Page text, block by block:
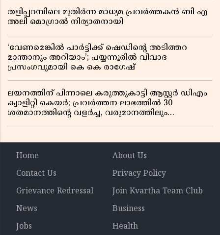
തളിപ്പറമ്പിലെ മുതിർന്ന മാധ്യമ പ്രവർത്തകൻ ബി എ
അലി മൊഗ്രാൽ നിര്യാതനായി
‘വേണമെങ്കിൽ പാർട്ടിക്ക് ഷെഡിൻ്റെ അടിത്തറ
മാന്താനും അറിയാം’; പയ്യന്നൂരിൽ വിവാദ
പ്രസംഗവുമായി കെ കെ രാഗേഷ്
ലയനത്തിന് പിന്നാലെ കരുത്തുകാട്ടി ആസ്റ്റർ ഡിഎം
ക്വാളിറ്റി കെയർ; പ്രവർത്തന ലാഭത്തിൽ 30
ശതമാനത്തിൻ്റെ വളർച്ച, വരുമാനത്തിലും
Home
About Us
Contact Us
Privacy Policy
Grievance Redressal
Join Kvartha Team Club
News
Business
Jobs
Health